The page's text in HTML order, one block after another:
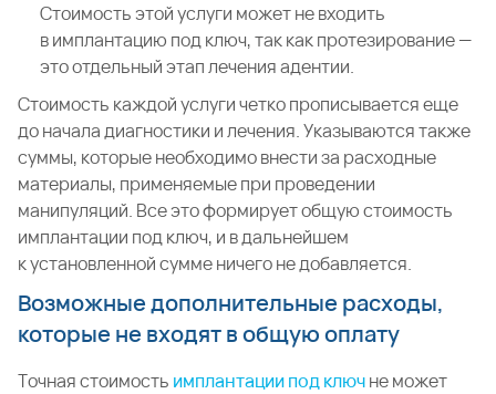
Стоимость этой услуги может не входить
в имплантацию под ключ, так как протезирование —
это отдельный этап лечения адентии.
Стоимость каждой услуги четко прописывается еще
до начала диагностики и лечения. Указываются также
суммы, которые необходимо внести за расходные
материалы, применяемые при проведении
манипуляций. Все это формирует общую стоимость
имплантации под ключ, и в дальнейшем
к установленной сумме ничего не добавляется.
Возможные дополнительные расходы,
которые не входят в общую оплату
Точная стоимость имплантации под ключне может